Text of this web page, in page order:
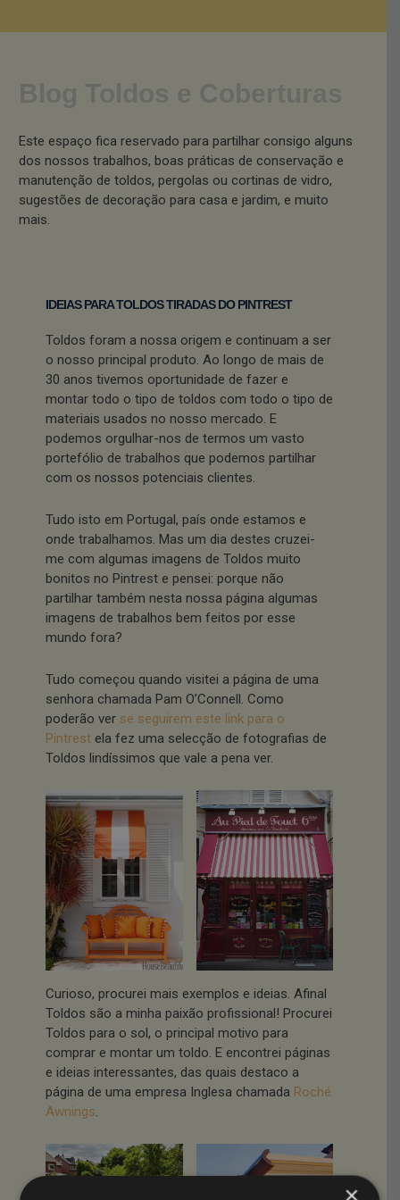
Este espaço fica reservado para partilhar consigo alguns
dos nossos trabalhos, boas práticas de conservação e
manutenção de toldos, pergolas ou cortinas de vidro,
sugestões de decoração para casa e jardim, e muito
mais.
IDEIAS PARA TOLDOS TIRADAS DO PINTREST
Toldos foram a nossa origem e continuam a ser
o nosso principal produto. Ao longo de mais de
30 anos tivemos oportunidade de fazer e
montar todo o tipo de toldos com todo o tipo de
materiais usados no nosso mercado. E
podemos orgulhar-nos de termos um vasto
portefólio de trabalhos que podemos partilhar
com os nossos potenciais clientes.
Tudo isto em Portugal, país onde estamos e
onde trabalhamos. Mas um dia destes cruzei-
me com algumas imagens de Toldos muito
bonitos no Pintrest e pensei: porque não
partilhar também nesta nossa página algumas
imagens de trabalhos bem feitos por esse
mundo fora?
Tudo começou quando visitei a página de uma
senhora chamada Pam O’Connell. Como
poderão ver se seguirem este link para o
Pintrest ela fez uma selecção de fotografias de
Toldos lindíssimos que vale a pena ver.
Curioso, procurei mais exemplos e ideias. Afinal
Toldos são a minha paixão profissional! Procurei
Toldos para o sol, o principal motivo para
comprar e montar um toldo. E encontrei páginas
e ideias interessantes, das quais destaco a
página de uma empresa Inglesa chamada Roché
Awnings.